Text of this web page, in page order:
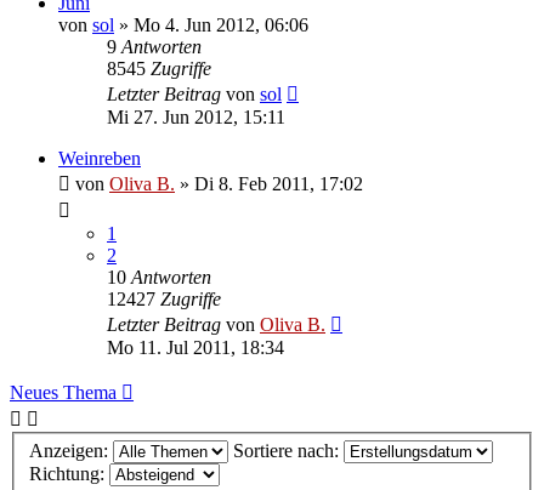
von sol » Mo 4. Jun 2012, 06:06
9 Antworten
8545 Zugriffe
Letzter Beitrag von sol
Mi 27. Jun 2012, 15:11
Weinreben
von Oliva B. » Di 8. Feb 2011, 17:02
1
2
10 Antworten
12427 Zugriffe
Letzter Beitrag von Oliva B.
Mo 11. Jul 2011, 18:34
Neues Thema
Anzeigen:
Sortiere nach:
Richtung: